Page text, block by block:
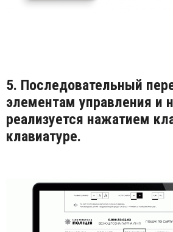
5. Последовательный
элементам управления и
реализуется нажатием
клавиатуре.